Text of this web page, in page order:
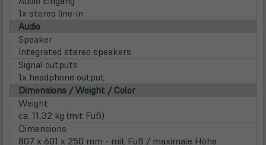
1x stereo line-in
Audio
Speaker
Integrated stereo speakers
Signal outputs
1x headphone output
Dimensions / Weight / Color
Weight
ca. 11,32 kg (mit Fuß)
Dimensions
807 x 601 x 250 mm - mit Fuß / maximale Höhe